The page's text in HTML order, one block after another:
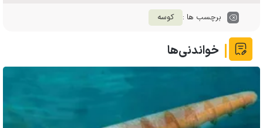
برچسب ها : کوسه
خواندنی‌ها